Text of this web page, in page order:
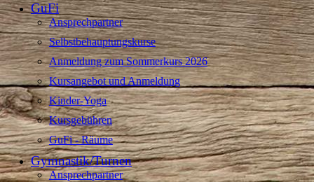
GuFi
Ansprechpartner
Selbstbehauptungskurse
Anmeldung zum Sommerkurs 2026
Kursangebot und Anmeldung
Kinder-Yoga
Kursgebühren
GuFi - Räume
Gymnastik/Turnen
Ansprechpartner